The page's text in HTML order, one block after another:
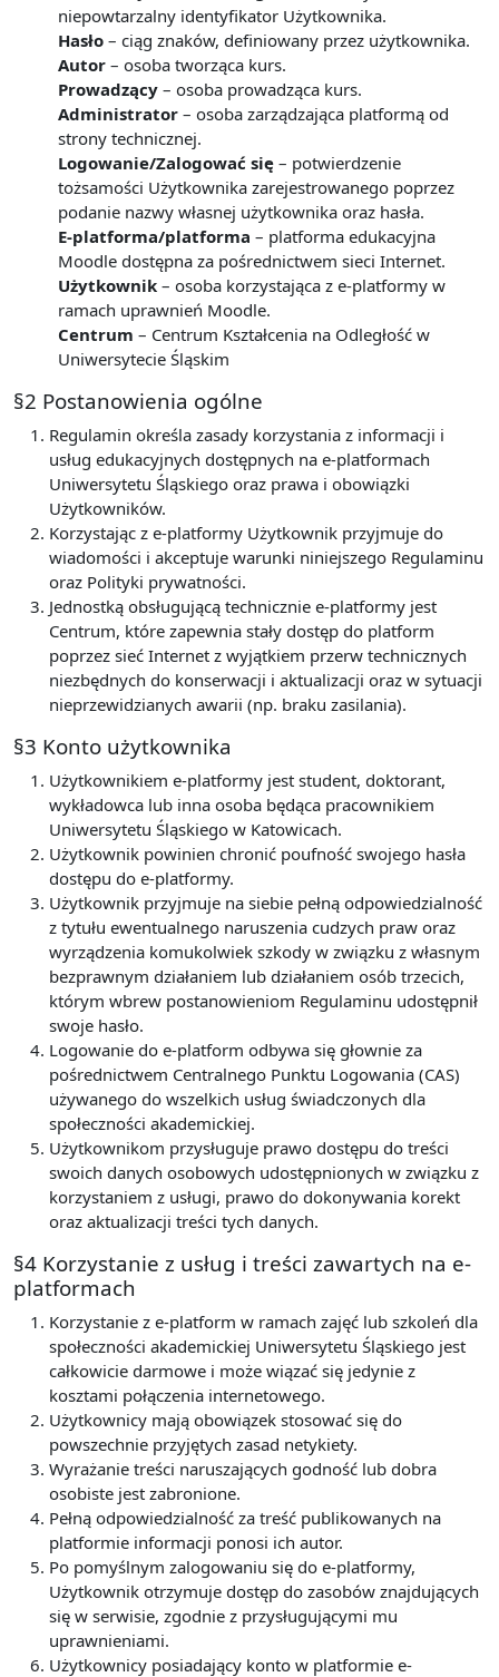
niepowtarzalny identyfikator Użytkownika.
Hasło – ciąg znaków, definiowany przez użytkownika.
Autor – osoba tworząca kurs.
Prowadzący – osoba prowadząca kurs.
Administrator – osoba zarządzająca platformą od
strony technicznej.
Logowanie/Zalogować się – potwierdzenie
tożsamości Użytkownika zarejestrowanego poprzez
podanie nazwy własnej użytkownika oraz hasła.
E-platforma/platforma – platforma edukacyjna
Moodle dostępna za pośrednictwem sieci Internet.
Użytkownik – osoba korzystająca z e-platformy w
ramach uprawnień Moodle.
Centrum – Centrum Kształcenia na Odległość w
Uniwersytecie Śląskim
§2 Postanowienia ogólne
Regulamin określa zasady korzystania z informacji i
usług edukacyjnych dostępnych na e-platformach
Uniwersytetu Śląskiego oraz prawa i obowiązki
Użytkowników.
Korzystając z e-platformy Użytkownik przyjmuje do
wiadomości i akceptuje warunki niniejszego Regulaminu
oraz Polityki prywatności.
Jednostką obsługującą technicznie e-platformy jest
Centrum, które zapewnia stały dostęp do platform
poprzez sieć Internet z wyjątkiem przerw technicznych
niezbędnych do konserwacji i aktualizacji oraz w sytuacji
nieprzewidzianych awarii (np. braku zasilania).
§3 Konto użytkownika
Użytkownikiem e-platformy jest student, doktorant,
wykładowca lub inna osoba będąca pracownikiem
Uniwersytetu Śląskiego w Katowicach.
Użytkownik powinien chronić poufność swojego hasła
dostępu do e-platformy.
Użytkownik przyjmuje na siebie pełną odpowiedzialność
z tytułu ewentualnego naruszenia cudzych praw oraz
wyrządzenia komukolwiek szkody w związku z własnym
bezprawnym działaniem lub działaniem osób trzecich,
którym wbrew postanowieniom Regulaminu udostępnił
swoje hasło.
Logowanie do e-platform odbywa się głownie za
pośrednictwem Centralnego Punktu Logowania (CAS)
używanego do wszelkich usług świadczonych dla
społeczności akademickiej.
Użytkownikom przysługuje prawo dostępu do treści
swoich danych osobowych udostępnionych w związku z
korzystaniem z usługi, prawo do dokonywania korekt
oraz aktualizacji treści tych danych.
§4 Korzystanie z usług i treści zawartych na e-
platformach
Korzystanie z e-platform w ramach zajęć lub szkoleń dla
społeczności akademickiej Uniwersytetu Śląskiego jest
całkowicie darmowe i może wiązać się jedynie z
kosztami połączenia internetowego.
Użytkownicy mają obowiązek stosować się do
powszechnie przyjętych zasad netykiety.
Wyrażanie treści naruszających godność lub dobra
osobiste jest zabronione.
Pełną odpowiedzialność za treść publikowanych na
platformie informacji ponosi ich autor.
Po pomyślnym zalogowaniu się do e-platformy,
Użytkownik otrzymuje dostęp do zasobów znajdujących
się w serwisie, zgodnie z przysługującymi mu
uprawnieniami.
Użytkownicy posiadający konto w platformie e-